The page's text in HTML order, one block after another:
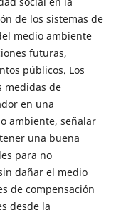
de los sistemas de
medio ambiente
futuras,
públicos. Los
medidas de
en una
ambiente, señalar
una buena
para no
dañar el medio
de compensación
desde la